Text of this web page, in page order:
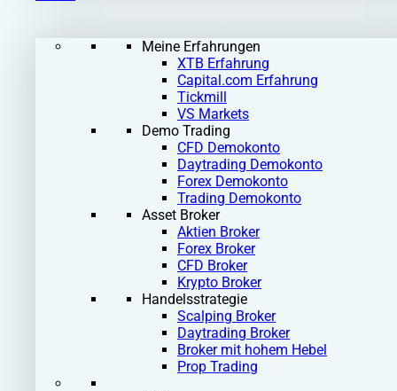
Meine Erfahrungen
XTB Erfahrung
Capital.com Erfahrung
Tickmill
VS Markets
Demo Trading
CFD Demokonto
Daytrading Demokonto
Forex Demokonto
Trading Demokonto
Asset Broker
Aktien Broker
Forex Broker
CFD Broker
Krypto Broker
Handelsstrategie
Scalping Broker
Daytrading Broker
Broker mit hohem Hebel
Prop Trading